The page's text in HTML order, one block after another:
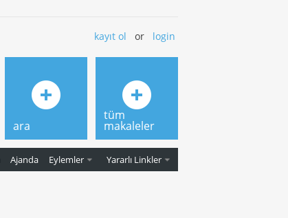
kayıt ol or login
Ajanda Eylemler Yararlı Linkler
ara
tüm
makaleler